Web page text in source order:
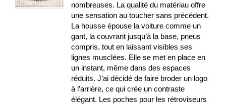
nombreuses. La qualité du matériau offre
une sensation au toucher sans précédent.
La housse épouse la voiture comme un
gant, la couvrant jusqu’à la base, pneus
compris, tout en laissant visibles ses
lignes musclées. Elle se met en place en
un instant, même dans des espaces
réduits. J’ai décidé de faire broder un logo
à l’arrière, ce qui crée un contraste
élégant. Les poches pour les rétroviseurs